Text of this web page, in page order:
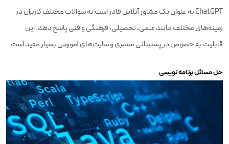
ChatGPT به عنوان یک مشاور آنلاین قادر است به سوالات مختلف کاربران در
زمینه‌های مختلف مانند علمی، تحصیلی، فرهنگی و فنی پاسخ دهد. این
قابلیت به خصوص در پشتیبانی مشتری و سایت‌های آموزشی بسیار مفید است.
حل مسائل برنامه نویسی